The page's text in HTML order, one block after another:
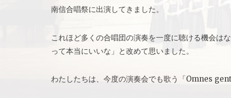
南信合唱祭に出演してきました。
これほど多くの合唱団の演奏を一度に聴ける機会は
って本当にいいな」と改めて思いました。
わたしたちは、今度の演奏会でも歌う「Omnes